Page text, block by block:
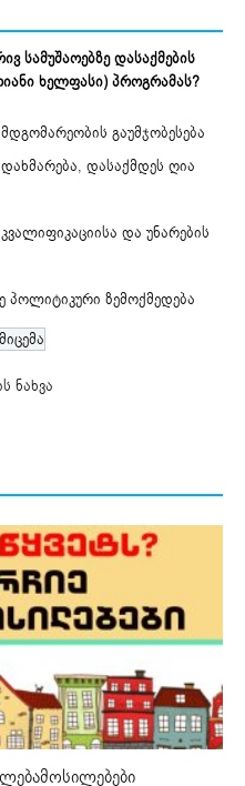
სამუშაოებზე დასაქმების
ხელფასი) პროგრამას?
გაუმჯობესება
დასაქმდეს ღია
და უნარების
ზემოქმედება
ნახვა